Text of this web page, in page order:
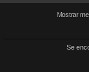
Mostrar
Se